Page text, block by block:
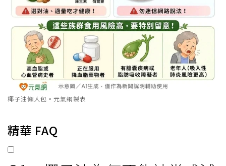
椰子油懶人包。元氣網製表
精華 FAQ